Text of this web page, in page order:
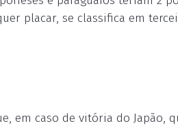
placar, se classifica em
em caso de vitória do Japão,